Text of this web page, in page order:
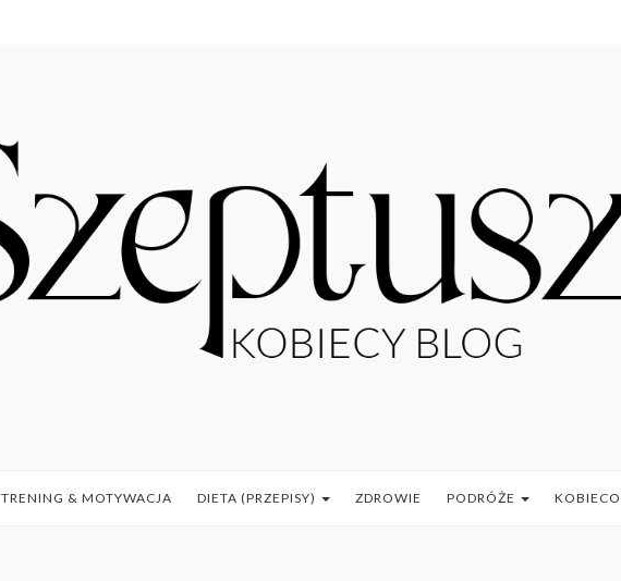
TRENING & MOTYWACJA DIETA (PRZEPISY) ZDROWIE PODRÓŻE